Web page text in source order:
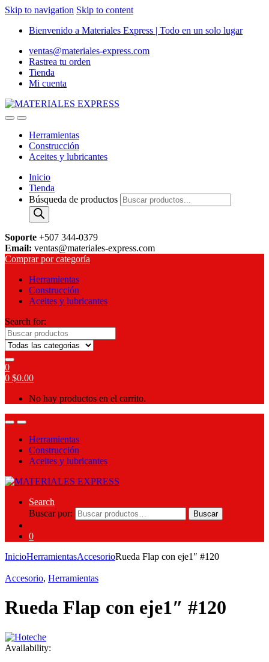
Skip to navigation Skip to content
Bienvenido a Materiales Express | Todo en un solo lugar
ventas@materiales-express.com
Rastrea tu orden
Tienda
Mi cuenta
Herramientas
Construcción
Aceites y lubricantes
Inicio
Tienda
Búsqueda de productos
Soporte +507 344-0379
Email: ventas@materiales-express.com
Comprar por categoría
Herramientas
Construcción
Aceites y lubricantes
Search for:
0
0 $0.00
No hay productos en el carrito.
Herramientas
Construcción
Aceites y lubricantes
Search
Buscar por:
Buscar
0
InicioHerramientasAccesorioRueda Flap con eje1″ #120
Accesorio, Herramientas
Rueda Flap con eje1″ #120
Availability: